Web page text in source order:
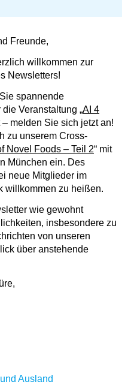
Freunde,
willkommen zur
Newsletters!
spannende
Veranstaltung „AI 4
– melden Sie sich jetzt an!
zu unserem Cross-
Novel Foods – Teil 2“ mit
München ein. Des
neue Mitglieder im
willkommen zu heißen.
wie gewohnt
insbesondere zu
von unseren
über anstehende
Ausland